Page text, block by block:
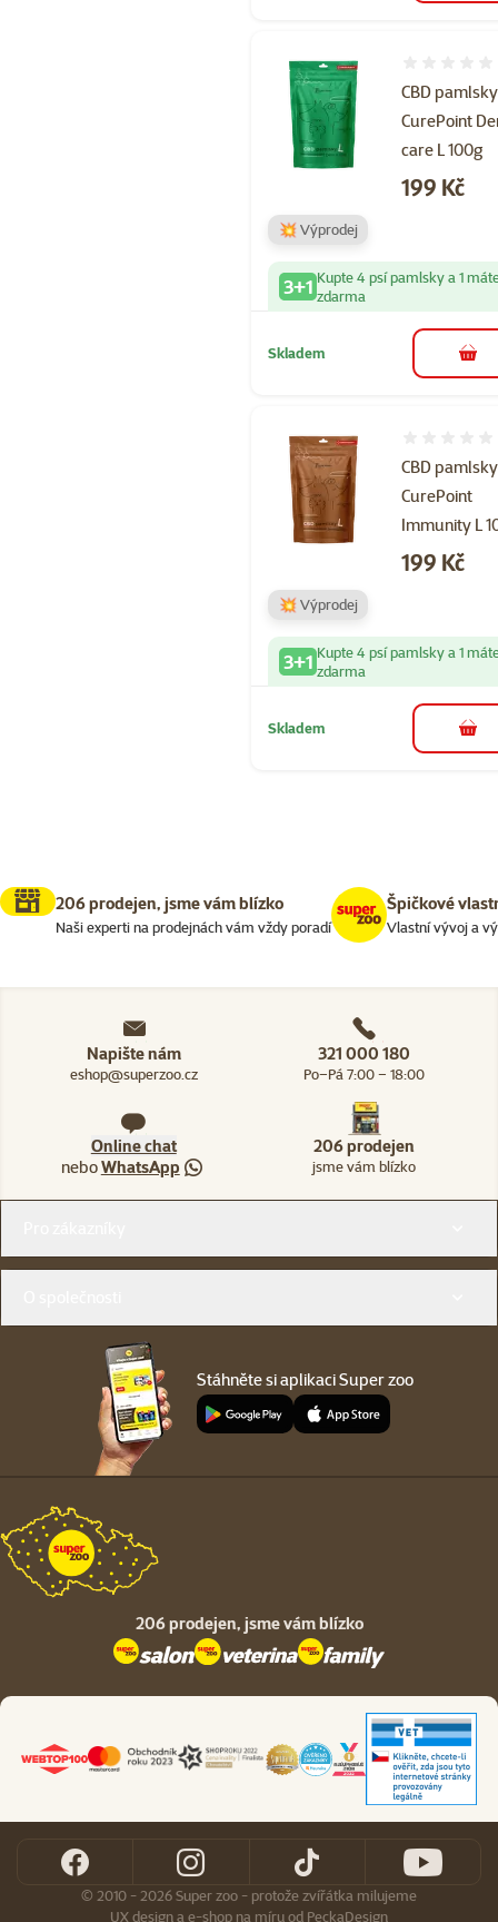
CBD pamlsky
CurePoint
care L 100g
Cena
199 Kč
💥 Výprodej
3+1 Kupte 4 psí pamlsky a 1
zdarma
Skladem do
CBD pamlsky
CurePoint
Immunity L
Cena
199 Kč
💥 Výprodej
3+1 Kupte 4 psí pamlsky a 1
zdarma
Skladem do
206 prodejen, jsme vám blízko
Naši experti na prodejnách vám vždy poradí
Špičkové
Vlastní vývoj a
Napište nám
eshop@superzoo.cz
321 000 180
Po–Pá 7:00 – 18:00
Online chat
neboWhatsApp
206 prodejen
jsme vám blízko
Stáhněte si aplikaci Super zoo
206 prodejen, jsme vám blízko
© 2010 - 2026 Super zoo - protože zvířátka milujeme
UX designa e-shop na míruod PeckaDesign